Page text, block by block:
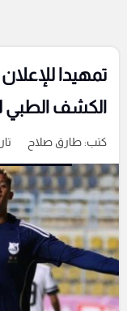
تمهيدا
الكشف الطبي
كتب:طارق صلاح